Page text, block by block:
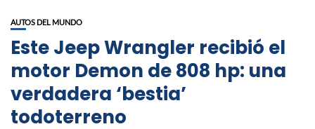
AUTOS DEL MUNDO
Este Jeep Wrangler recibió el
motor Demon de 808 hp: una
verdadera ‘bestia’
todoterreno